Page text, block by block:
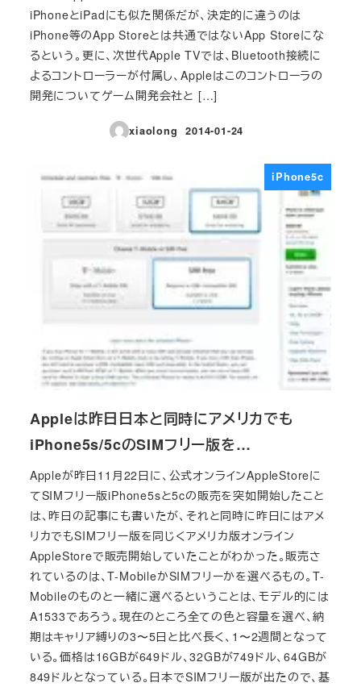
iPhoneとiPadにも似た関係だが、決定的に違うのは
iPhone等のApp Storeとは共通ではないApp Storeにな
るという。更に、次世代Apple TVでは、Bluetooth接続に
よるコントローラーが付属し、Appleはこのコントローラの
開発についてゲーム開発会社と […]
xiaolong
投稿日
2014-01-24
iPhone5c
Appleは昨日日本と同時にアメリカでも
iPhone5s/5cのSIMフリー版を…
Appleが昨日11月22日に、公式オンラインAppleStoreに
てSIMフリー版iPhone5sと5cの販売を突如開始したこと
は、昨日の記事にも書いたが、それと同時に昨日にはアメ
リカでもSIMフリー版を同じくアメリカ版オンライン
AppleStoreで販売開始していたことがわかった。販売さ
れているのは、T-MobileかSIMフリーかを選べるもの。T-
Mobileのものと一緒に選べるということは、モデル的には
A1533であろう。現在のところ全ての色と容量を選べ、納
期はキャリア縛りの3〜5日と比べ長く、1〜2週間となって
いる。価格は16GBが649ドル、32GBが749ドル、64GBが
849ドルとなっている。日本でSIMフリー版が出たので、基